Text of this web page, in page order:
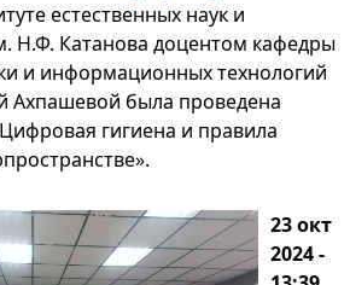
естественных наук и
Н.Ф. Катанова доцентом кафедры
и информационных технологий
Ахпашевой была проведена
гигиена и правила
23 окт
2024 -